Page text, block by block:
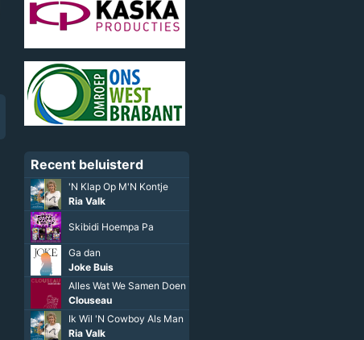
Recent beluisterd
'N Klap Op M'N Kontje
Ria Valk
Skibidi Hoempa Pa
Ga dan
Joke Buis
Alles Wat We Samen Doen
Clouseau
Ik Wil 'N Cowboy Als Man
Ria Valk